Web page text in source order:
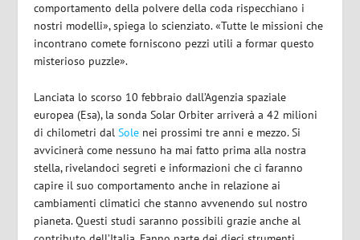
comportamento della polvere della coda rispecchiano i
nostri modelli», spiega lo scienziato. «Tutte le missioni che
incontrano comete forniscono pezzi utili a formar questo
misterioso puzzle».
Lanciata lo scorso 10 febbraio dall’Agenzia spaziale
europea (Esa), la sonda Solar Orbiter arriverà a 42 milioni
di chilometri dal Sole nei prossimi tre anni e mezzo. Si
avvicinerà come nessuno ha mai fatto prima alla nostra
stella, rivelandoci segreti e informazioni che ci faranno
capire il suo comportamento anche in relazione ai
cambiamenti climatici che stanno avvenendo sul nostro
pianeta. Questi studi saranno possibili grazie anche al